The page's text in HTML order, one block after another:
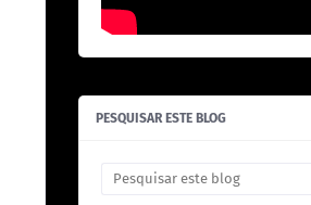
PESQUISAR ESTE BLOG